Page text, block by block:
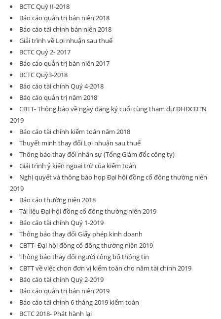
BCTC Quý II-2018
Báo cáo quản trị bán niên 2018
Báo cáo tài chính bán niên 2018
Giải trình về Lợi nhuận sau thuế
BCTC Quý 2- 2017
Báo cáo quản trị bán niên 2017
BCTC Quý3-2018
Báo cáo tài chính Quý 4-2018
Báo cáo quản trị năm 2018
CBTT- Thông báo về ngày đăng ký cuối cùng tham dự ĐHĐCĐTN
2019
Báo cáo tài chính kiểm toán năm 2018
Thuyết minh thay đổi Lợi nhuận sau thuế
Thông báo thay đổi nhân sự (Tổng Giám đốc công ty)
Giải trình ý kiến ngoại trừ của kiểm toán
Nghị quyết và thông báo họp Đại hội đồng cổ đông thường niên
2019
Báo cáo thường niên 2018
Tài liệu Đại hội đồng cổ đông thường niên 2019
Báo cáo tài chính Quý 1-2019
Thông báo thay đổi Giấy phép kinh doanh
CBTT- Đại hội đồng cổ đông thường niên 2019
Thông báo thay đổi người công bố thông tin
CBTT về việc chọn đơn vị kiểm toán cho năm tài chính 2019
Báo cáo tài chính Quý 2-2019
Báo cáo quản trị bán niên 2019
Báo cáo tài chính 6 tháng 2019 kiểm toán
BCTC 2018- Phát hành lại